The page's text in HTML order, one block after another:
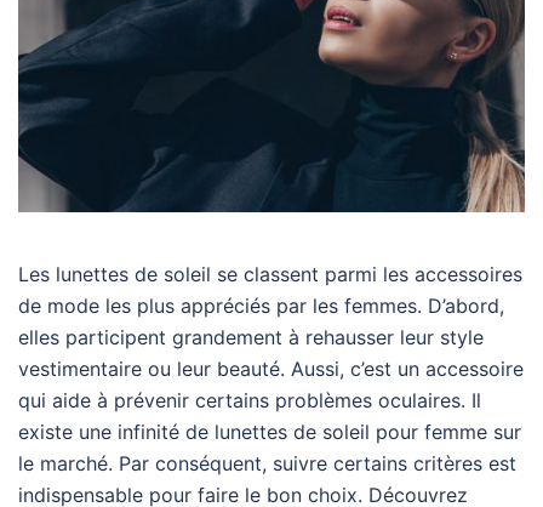
Les lunettes de soleil se classent parmi les accessoires
de mode les plus appréciés par les femmes. D’abord,
elles participent grandement à rehausser leur style
vestimentaire ou leur beauté. Aussi, c’est un accessoire
qui aide à prévenir certains problèmes oculaires. Il
existe une infinité de lunettes de soleil pour femme sur
le marché. Par conséquent, suivre certains critères est
indispensable pour faire le bon choix. Découvrez